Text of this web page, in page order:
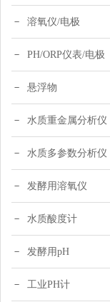
溶氧仪/电极
PH/ORP仪表/电极
悬浮物
水质重金属分析仪
水质多参数分析仪
发酵用溶氧仪
水质酸度计
发酵用pH
工业PH计